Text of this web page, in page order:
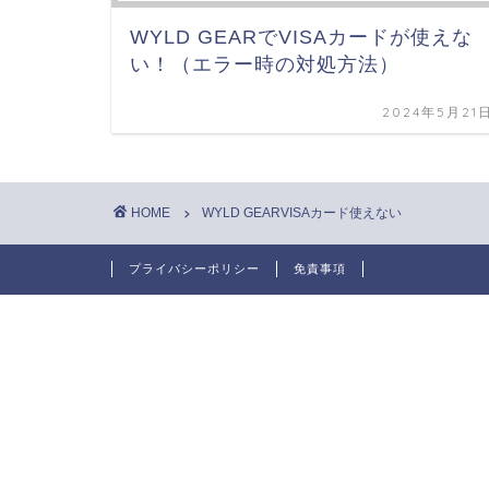
WYLD GEARでVISAカードが使えな
い！（エラー時の対処方法）
2024年5月21
HOME WYLD GEARVISAカード使えない
プライバシーポリシー 免責事項